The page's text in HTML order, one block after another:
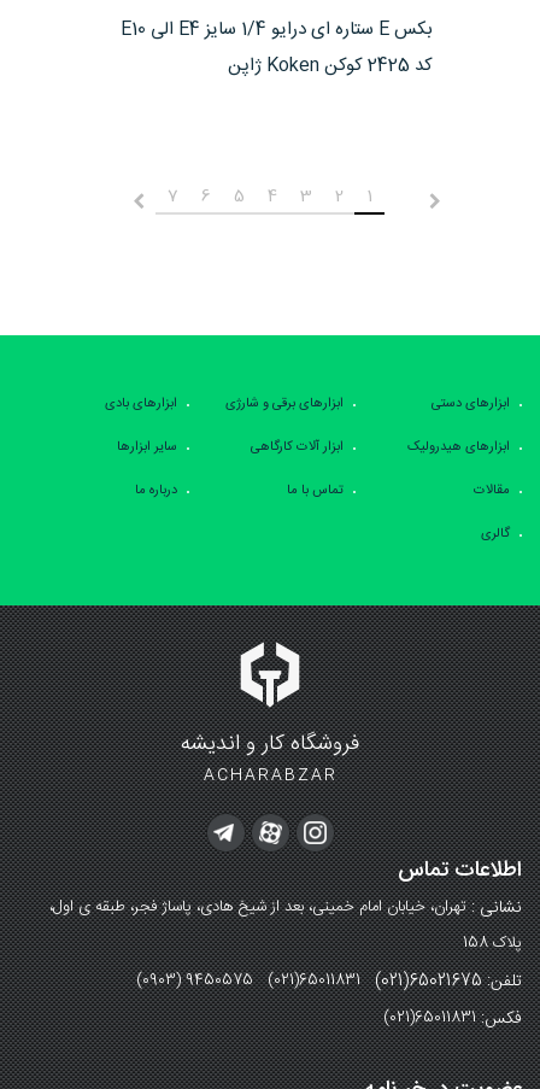
مشاهده محصول
بکس E ستاره ای درایو 1/4 سایز E4 الی E10
کد 2425 کوکن Koken ژاپن
1
2
3
4
5
6
7
ابزارهای دستی ابزارهای برقی و شارژی
ابزارهای بادی
ابزارهای هیدرولیک
ابزار آلات کارگاهی
سایر ابزارها
مقالات
تماس با ما
درباره ما
گالری
فروشگاه کار و اندیشه
ACHARABZAR
اطلاعات تماس
نشانی :تهران، خیابان امام خمینی، بعد از شیخ هادی، پاساژ فجر، طبقه ی اول،
پلاک 158
تلفن: 65021675(021) (0903) 9450575 (021)65011831
فکس:(021)65011831